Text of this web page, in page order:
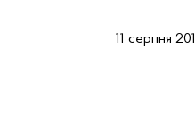
11 серпня